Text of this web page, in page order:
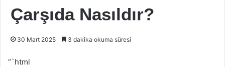
Çarşıda Nasıldır?
30 Mart 2025 3 dakika okuma süresi
“`html